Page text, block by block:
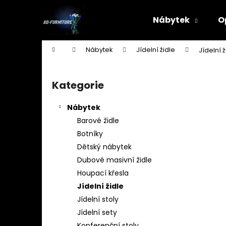
Nábytek
Domů Nábytek Jídelní židle Jídelní
Přeskočit
kategorie
Kategorie
Nábytek
Barové židle
Botníky
Dětský nábytek
Dubové masivní židle
Houpací křesla
Jídelní židle
Jídelní stoly
Jídelní sety
Zpět
Zpět
STOJAN NA ŠATY - ŠTENDR - VĚŠÁK NA